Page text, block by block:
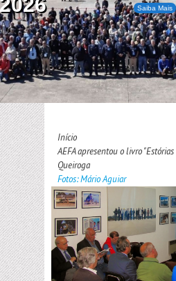
Saiba Mais
Início
AEFA apresentou o livro
Queiroga
Fotos: Mário Aguiar